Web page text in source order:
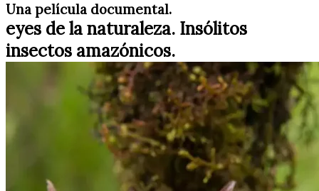
Una película documental.
eyes de la naturaleza. Insólitos
insectos amazónicos.